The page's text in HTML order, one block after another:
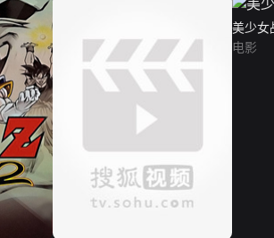
美少女
电影